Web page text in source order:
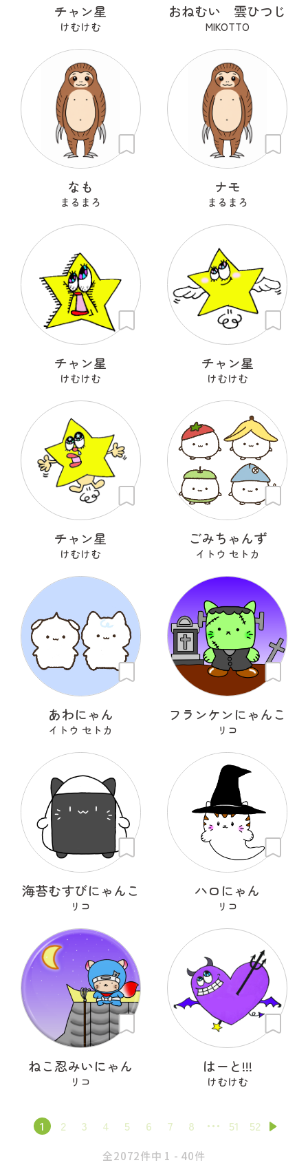
チャン星
けむけむ
おねむい 雲ひつじ
MIKOTTO
なも
まるまろ
ナモ
まるまろ
チャン星
けむけむ
チャン星
けむけむ
チャン星
けむけむ
ごみちゃんず
イトウ セトカ
あわにゃん
イトウ セトカ
フランケンにゃんこ
リコ
海苔むすびにゃんこ
リコ
ハロにゃん
リコ
ねこ忍みいにゃん
リコ
はーと!!!
けむけむ
1 2 3 4 5 6 7 8 51 52
全2072件中 1 - 40件